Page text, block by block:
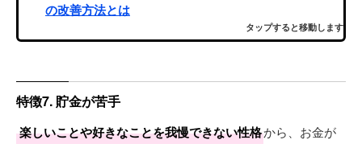
の改善方法とは
タップすると移動します
特徴7. 貯金が苦手
楽しいことや好きなことを我慢できない性格から、お金が